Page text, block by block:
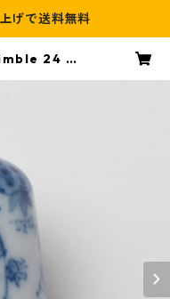
げで送料無料
24 九